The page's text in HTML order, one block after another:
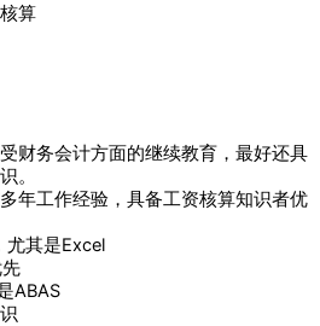
算
财务会计方面的继续教育，最好还具
。
年工作经验，具备工资核算知识者优
尤其是Excel
ABAS